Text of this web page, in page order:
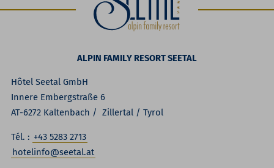
ALPIN FAMILY RESORT SEETAL
Hôtel Seetal GmbH
Innere Embergstraße 6
AT-6272 Kaltenbach / Zillertal / Tyrol
Tél. : +43 5283 2713
hotelinfo@seetal.at